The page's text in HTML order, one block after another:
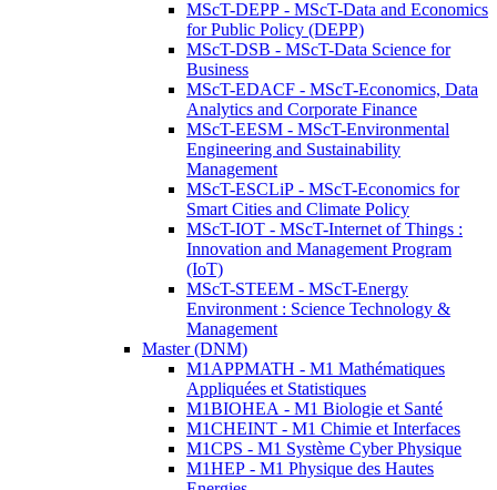
MScT-DEPP - MScT-Data and Economics
for Public Policy (DEPP)
MScT-DSB - MScT-Data Science for
Business
MScT-EDACF - MScT-Economics, Data
Analytics and Corporate Finance
MScT-EESM - MScT-Environmental
Engineering and Sustainability
Management
MScT-ESCLiP - MScT-Economics for
Smart Cities and Climate Policy
MScT-IOT - MScT-Internet of Things :
Innovation and Management Program
(IoT)
MScT-STEEM - MScT-Energy
Environment : Science Technology &
Management
Master (DNM)
M1APPMATH - M1 Mathématiques
Appliquées et Statistiques
M1BIOHEA - M1 Biologie et Santé
M1CHEINT - M1 Chimie et Interfaces
M1CPS - M1 Système Cyber Physique
M1HEP - M1 Physique des Hautes